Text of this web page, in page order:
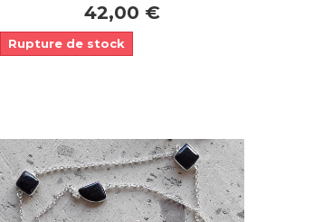
42,00 €
Rupture de stock